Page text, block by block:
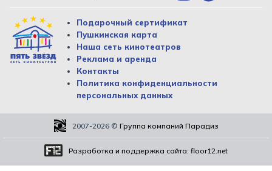
Подарочный сертификат
Пушкинская карта
Наша сеть кинотеатров
Реклама и аренда
Контакты
Политика конфиденциальности
персональных данных
2007-2026 © Группа компаний Парадиз
Разработка и поддержка сайта: floor12.net